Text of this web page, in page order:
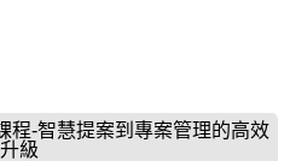
-智慧提案到專案管理的高效
升級